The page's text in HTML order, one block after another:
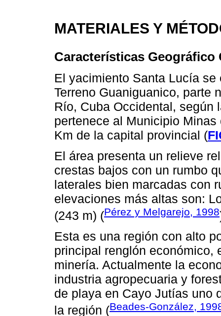
MATERIALES Y
Características Geográfico
El yacimiento Santa Lucía
Terreno Guaniguanico, parte
Río, Cuba Occidental,
pertenece al Municipio
Km de la capital provincial (
El área presenta un relieve
crestas bajos con un rumbo
laterales bien marcadas con
elevaciones más altas son:
(243 m) (Pérez y Melgarejo, 1998
Esta es una región con alto
principal renglón económico,
minería. Actualmente la
industria agropecuaria y
de playa en Cayo Jutías uno
la región (Beades-González,